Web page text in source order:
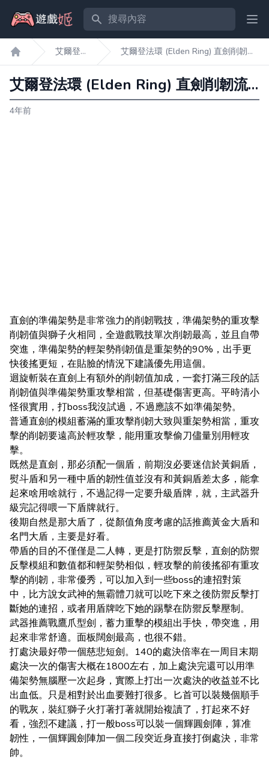
搜尋內容
遊戲姬首頁
艾爾登
法環
艾爾登法環 (Elden Ring) 直劍削韌流
玩法講解
艾爾登法環 (Elden Ring) 直劍削韌流玩法講解
4年前
直劍的準備架勢是非常強力的削韌戰技，準備架勢的重攻擊
削韌值與獅子火相同，全遊戲戰技單次削韌最高，並且自帶
突進，準備架勢的輕架勢削韌值是重架勢的90%，出手更
快後搖更短，在貼臉的情況下建議優先用這個。
迴旋斬裝在直劍上有額外的削韌值加成，一套打滿三段的話
削韌值與準備架勢重攻擊相當，但基礎傷害更高。平時清小
怪很實用，打boss我沒試過，不過應該不如準備架勢。
普通直劍的模組蓄滿的重攻擊削韌大致與重架勢相當，重攻
擊的削韌要遠高於輕攻擊，能用重攻擊偷刀儘量別用輕攻
擊。
既然是直劍，那必須配一個盾，前期沒必要迷信於黃銅盾，
熨斗盾和另一種中盾的韌性值並沒有和黃銅盾差太多，能拿
起來啥用啥就行，不過記得一定要升級盾牌，就，主武器升
級完記得喂一下盾牌就行。
後期自然是那大盾了，從顏值角度考慮的話推薦黃金大盾和
名門大盾，主要是好看。
帶盾的目的不僅僅是二人轉，更是打防禦反擊，直劍的防禦
反擊模組和數值都和輕架勢相似，輕攻擊的前後搖卻有重攻
擊的削韌，非常優秀，可以加入到一些boss的連招對策
中，比方說女武神的無霸體刀就可以吃下來之後防禦反擊打
斷她的連招，或者用盾牌吃下她的踢擊在防禦反擊壓制。
武器推薦戰鷹爪型劍，蓄力重擊的模組出手快，帶突進，用
起來非常舒適。面板闊劍最高，也很不錯。
打處決最好帶一個慈悲短劍。140的處決倍率在一周目末期
處決一次的傷害大概在1800左右，加上處決完還可以用準
備架勢無腦壓一次起身，實際上打出一次處決的收益並不比
出血低。只是相對於出血要難打很多。匕首可以裝幾個順手
的戰灰，裝紅獅子火打著打著就開始複讀了，打起來不好
看，強烈不建議，打一般boss可以裝一個輝圓劍陣，算准
韌性，一個輝圓劍陣加一個二段突近身直接打倒處決，非常
帥。